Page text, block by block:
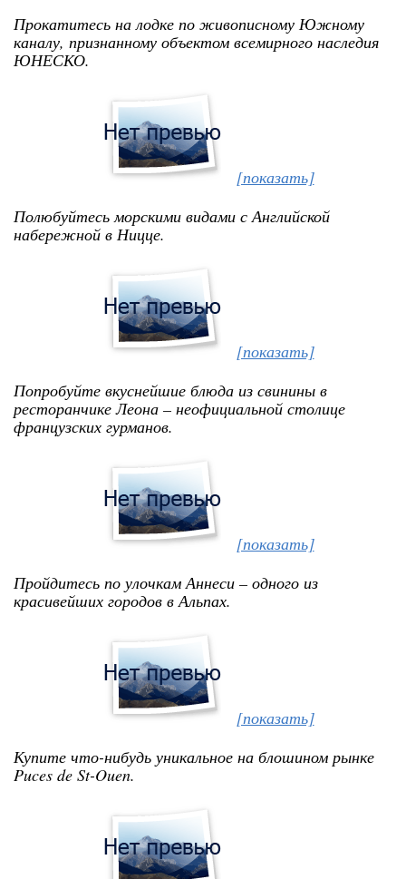
Прокатитесь на лодке по живописному Южному
каналу, признанному объектом всемирного наследия
ЮНЕСКО.
[показать]
Полюбуйтесь морскими видами с Английской
набережной в Ницце.
[показать]
Попробуйте вкуснейшие блюда из свинины в
ресторанчике Леона – неофициальной столице
французских гурманов.
[показать]
Пройдитесь по улочкам Аннеси – одного из
красивейших городов в Альпах.
[показать]
Купите что-нибудь уникальное на блошином рынке
Puces de St-Ouen.